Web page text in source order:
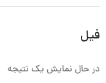
فیل
در حال نمایش یک نتیجه